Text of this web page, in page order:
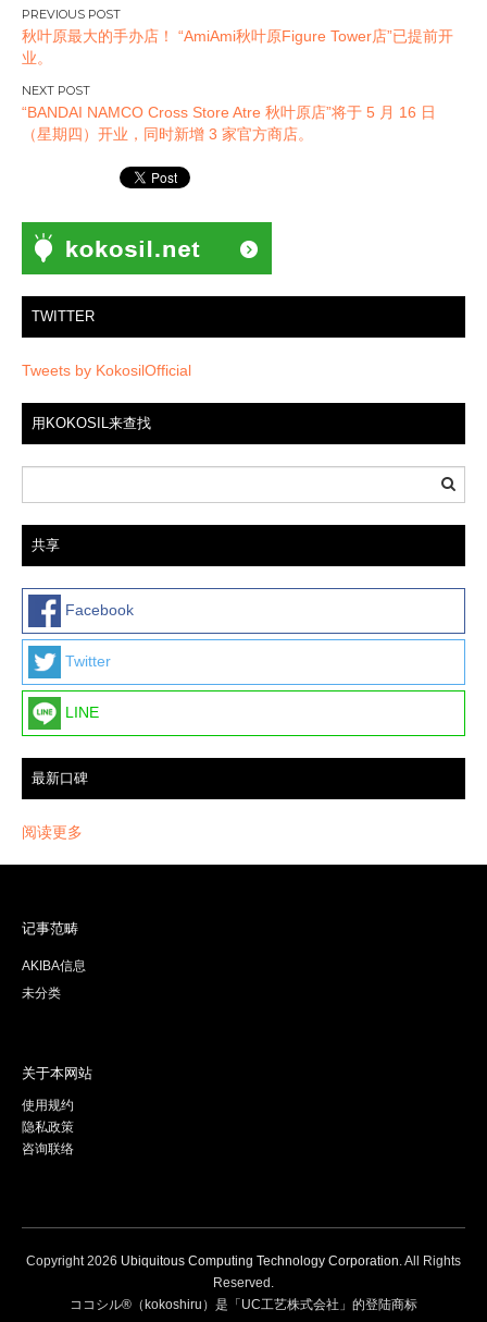
文
章
导
航
秋叶原最大的手办店！ “AmiAmi秋叶原Figure Tower店”已提前开
业。
“BANDAI NAMCO Cross Store Atre 秋叶原店”将于 5 月 16 日
（星期四）开业，同时新增 3 家官方商店。
TWITTER
Tweets by KokosilOfficial
用KOKOSIL来查找
共享
Facebook
Twitter
LINE
最新口碑
阅读更多
记事范畴
AKIBA信息
未分类
关于本网站
使用规约
隐私政策
咨询联络
Copyright2026 Ubiquitous Computing Technology Corporation. All Rights
Reserved.
ココシル®（kokoshiru）是「UC工艺株式会社」的登陆商标